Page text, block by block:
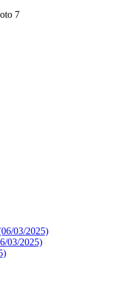
03/2025)
03/2025)